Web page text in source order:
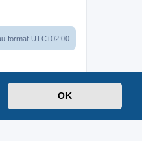
OK
format UTC+02:00